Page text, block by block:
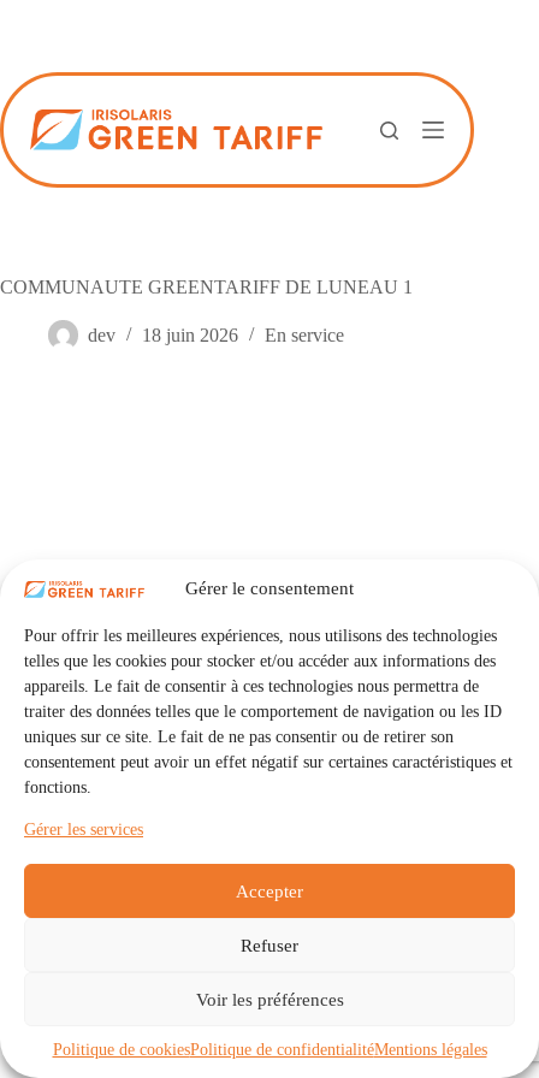
Gérer le consentement
Pour offrir les meilleures expériences, nous utilisons des technologies
telles que les cookies pour stocker et/ou accéder aux informations des
appareils. Le fait de consentir à ces technologies nous permettra de
traiter des données telles que le comportement de navigation ou les ID
uniques sur ce site. Le fait de ne pas consentir ou de retirer son
consentement peut avoir un effet négatif sur certaines caractéristiques et
fonctions.
Gérer les services
Accepter
Refuser
Voir les préférences
Politique de cookiesPolitique de confidentialitéMentions légales
COMMUNAUTE GREENTARIFF DE LUNEAU 1
dev 18 juin 2026 En service
Communautés
À propos
Politique de cookies (UE)